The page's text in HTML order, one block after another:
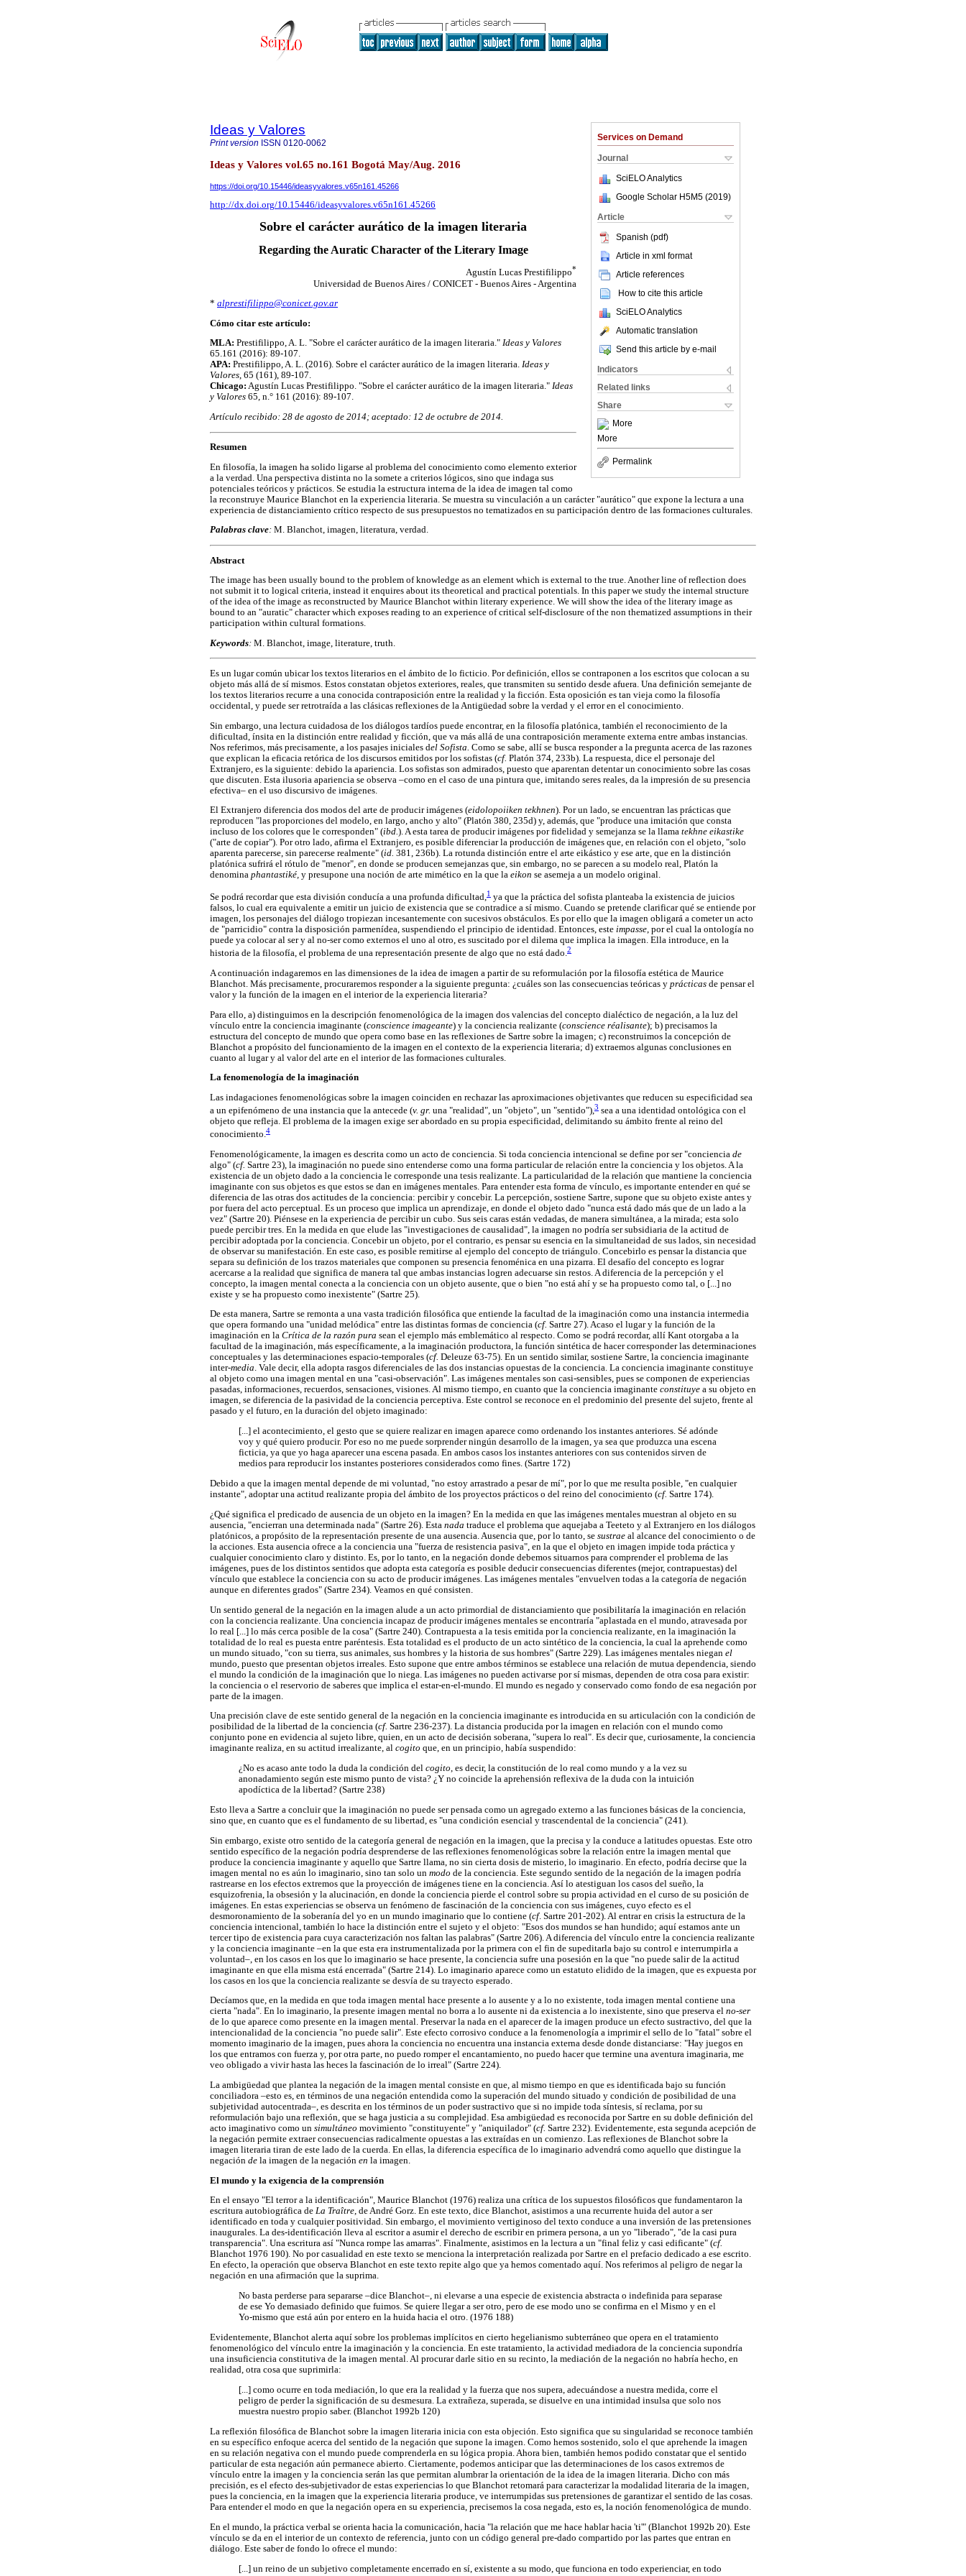
Services on Demand
Journal
SciELO Analytics
Google Scholar H5M5 (2019)
Article
Spanish (pdf)
Article in xml format
Article references
How to cite this article
SciELO Analytics
Automatic translation
Send this article by e-mail
Indicators
Related links
Share
More
More
Permalink
Ideas y Valores
Print version ISSN 0120-0062
Ideas y Valores vol.65 no.161 Bogotá May/Aug. 2016
https://doi.org/10.15446/ideasyvalores.v65n161.45266
http://dx.doi.org/10.15446/ideasyvalores.v65n161.45266
Sobre el carácter aurático de la imagen literaria
Regarding the Auratic Character of the Literary Image
Agustín Lucas Prestifilippo*
Universidad de Buenos Aires / CONICET - Buenos Aires - Argentina
* alprestifilippo@conicet.gov.ar
Cómo citar este artículo:
MLA: Prestifilippo, A. L. "Sobre el carácter aurático de la imagen literaria." Ideas y Valores
65.161 (2016): 89-107.
APA: Prestifilippo, A. L. (2016). Sobre el carácter aurático de la imagen literaria. Ideas y
Valores, 65 (161), 89-107.
Chicago: Agustín Lucas Prestifilippo. "Sobre el carácter aurático de la imagen literaria." Ideas
y Valores 65, n.° 161 (2016): 89-107.
Artículo recibido: 28 de agosto de 2014; aceptado: 12 de octubre de 2014.
Resumen
En filosofía, la imagen ha solido ligarse al problema del conocimiento como elemento exterior
a la verdad. Una perspectiva distinta no la somete a criterios lógicos, sino que indaga sus
potenciales teóricos y prácticos. Se estudia la estructura interna de la idea de imagen tal como
la reconstruye Maurice Blanchot en la experiencia literaria. Se muestra su vinculación a un carácter "aurático" que expone la lectura a una
experiencia de distanciamiento crítico respecto de sus presupuestos no tematizados en su participación dentro de las formaciones culturales.
Palabras clave: M. Blanchot, imagen, literatura, verdad.
Abstract
The image has been usually bound to the problem of knowledge as an element which is external to the true. Another line of reflection does
not submit it to logical criteria, instead it enquires about its theoretical and practical potentials. In this paper we study the internal structure
of the idea of the image as reconstructed by Maurice Blanchot within literary experience. We will show the idea of the literary image as
bound to an "auratic" character which exposes reading to an experience of critical self-disclosure of the non thematized assumptions in their
participation within cultural formations.
Keywords: M. Blanchot, image, literature, truth.
Es un lugar común ubicar los textos literarios en el ámbito de lo ficticio. Por definición, ellos se contraponen a los escritos que colocan a su
objeto más allá de sí mismos. Estos constatan objetos exteriores, reales, que transmiten su sentido desde afuera. Una definición semejante de
los textos literarios recurre a una conocida contraposición entre la realidad y la ficción. Esta oposición es tan vieja como la filosofía
occidental, y puede ser retrotraída a las clásicas reflexiones de la Antigüedad sobre la verdad y el error en el conocimiento.
Sin embargo, una lectura cuidadosa de los diálogos tardíos puede encontrar, en la filosofía platónica, también el reconocimiento de la
dificultad, ínsita en la distinción entre realidad y ficción, que va más allá de una contraposición meramente externa entre ambas instancias.
Nos referimos, más precisamente, a los pasajes iniciales del Sofista. Como se sabe, allí se busca responder a la pregunta acerca de las razones
que explican la eficacia retórica de los discursos emitidos por los sofistas (cf. Platón 374, 233b). La respuesta, dice el personaje del
Extranjero, es la siguiente: debido la apariencia. Los sofistas son admirados, puesto que aparentan detentar un conocimiento sobre las cosas
que discuten. Esta ilusoria apariencia se observa –como en el caso de una pintura que, imitando seres reales, da la impresión de su presencia
efectiva– en el uso discursivo de imágenes.
El Extranjero diferencia dos modos del arte de producir imágenes (eidolopoiiken tekhnen). Por un lado, se encuentran las prácticas que
reproducen "las proporciones del modelo, en largo, ancho y alto" (Platón 380, 235d) y, además, que "produce una imitación que consta
incluso de los colores que le corresponden" (ibd.). A esta tarea de producir imágenes por fidelidad y semejanza se la llama tekhne eikastike
("arte de copiar"). Por otro lado, afirma el Extranjero, es posible diferenciar la producción de imágenes que, en relación con el objeto, "solo
aparenta parecerse, sin parecerse realmente" (id. 381, 236b). La rotunda distinción entre el arte eikástico y ese arte, que en la distinción
platónica sufrirá el rótulo de "menor", en donde se producen semejanzas que, sin embargo, no se parecen a su modelo real, Platón la
denomina phantastiké, y presupone una noción de arte mimético en la que la eikon se asemeja a un modelo original.
Se podrá recordar que esta división conducía a una profunda dificultad,1 ya que la práctica del sofista planteaba la existencia de juicios
falsos, lo cual era equivalente a emitir un juicio de existencia que se contradice a sí mismo. Cuando se pretende clarificar qué se entiende por
imagen, los personajes del diálogo tropiezan incesantemente con sucesivos obstáculos. Es por ello que la imagen obligará a cometer un acto
de "parricidio" contra la disposición parmenídea, suspendiendo el principio de identidad. Entonces, este impasse, por el cual la ontología no
puede ya colocar al ser y al no-ser como externos el uno al otro, es suscitado por el dilema que implica la imagen. Ella introduce, en la
historia de la filosofía, el problema de una representación presente de algo que no está dado.2
A continuación indagaremos en las dimensiones de la idea de imagen a partir de su reformulación por la filosofía estética de Maurice
Blanchot. Más precisamente, procuraremos responder a la siguiente pregunta: ¿cuáles son las consecuencias teóricas y prácticas de pensar el
valor y la función de la imagen en el interior de la experiencia literaria?
Para ello, a) distinguimos en la descripción fenomenológica de la imagen dos valencias del concepto dialéctico de negación, a la luz del
vínculo entre la conciencia imaginante (conscience imageante) y la conciencia realizante (conscience réalisante); b) precisamos la
estructura del concepto de mundo que opera como base en las reflexiones de Sartre sobre la imagen; c) reconstruimos la concepción de
Blanchot a propósito del funcionamiento de la imagen en el contexto de la experiencia literaria; d) extraemos algunas conclusiones en
cuanto al lugar y al valor del arte en el interior de las formaciones culturales.
La fenomenología de la imaginación
Las indagaciones fenomenológicas sobre la imagen coinciden en rechazar las aproximaciones objetivantes que reducen su especificidad sea
a un epifenómeno de una instancia que la antecede (v. gr. una "realidad", un "objeto", un "sentido"),3 sea a una identidad ontológica con el
objeto que refleja. El problema de la imagen exige ser abordado en su propia especificidad, delimitando su ámbito frente al reino del
conocimiento.4
Fenomenológicamente, la imagen es descrita como un acto de conciencia. Si toda conciencia intencional se define por ser "conciencia de
algo" (cf. Sartre 23), la imaginación no puede sino entenderse como una forma particular de relación entre la conciencia y los objetos. A la
existencia de un objeto dado a la conciencia le corresponde una tesis realizante. La particularidad de la relación que mantiene la conciencia
imaginante con sus objetos es que estos se dan en imágenes mentales. Para entender esta forma de vínculo, es importante entender en qué se
diferencia de las otras dos actitudes de la conciencia: percibir y concebir. La percepción, sostiene Sartre, supone que su objeto existe antes y
por fuera del acto perceptual. Es un proceso que implica un aprendizaje, en donde el objeto dado "nunca está dado más que de un lado a la
vez" (Sartre 20). Piénsese en la experiencia de percibir un cubo. Sus seis caras están vedadas, de manera simultánea, a la mirada; esta solo
puede percibir tres. En la medida en que elude las "investigaciones de causalidad", la imagen no podría ser subsidiaria de la actitud de
percibir adoptada por la conciencia. Concebir un objeto, por el contrario, es pensar su esencia en la simultaneidad de sus lados, sin necesidad
de observar su manifestación. En este caso, es posible remitirse al ejemplo del concepto de triángulo. Concebirlo es pensar la distancia que
separa su definición de los trazos materiales que componen su presencia fenoménica en una pizarra. El desafío del concepto es lograr
acercarse a la realidad que significa de manera tal que ambas instancias logren adecuarse sin restos. A diferencia de la percepción y el
concepto, la imagen mental conecta a la conciencia con un objeto ausente, que o bien "no está ahí y se ha propuesto como tal, o [...] no
existe y se ha propuesto como inexistente" (Sartre 25).
De esta manera, Sartre se remonta a una vasta tradición filosófica que entiende la facultad de la imaginación como una instancia intermedia
que opera formando una "unidad melódica" entre las distintas formas de conciencia (cf. Sartre 27). Acaso el lugar y la función de la
imaginación en la Crítica de la razón pura sean el ejemplo más emblemático al respecto. Como se podrá recordar, allí Kant otorgaba a la
facultad de la imaginación, más específicamente, a la imaginación productora, la función sintética de hacer corresponder las determinaciones
conceptuales y las determinaciones espacio-temporales (cf. Deleuze 63-75). En un sentido similar, sostiene Sartre, la conciencia imaginante
inter-media. Vale decir, ella adopta rasgos diferenciales de las dos instancias opuestas de la conciencia. La conciencia imaginante constituye
al objeto como una imagen mental en una "casi-observación". Las imágenes mentales son casi-sensibles, pues se componen de experiencias
pasadas, informaciones, recuerdos, sensaciones, visiones. Al mismo tiempo, en cuanto que la conciencia imaginante constituye a su objeto en
imagen, se diferencia de la pasividad de la conciencia perceptiva. Este control se reconoce en el predominio del presente del sujeto, frente al
pasado y el futuro, en la duración del objeto imaginado:
[...] el acontecimiento, el gesto que se quiere realizar en imagen aparece como ordenando los instantes anteriores. Sé adónde
voy y qué quiero producir. Por eso no me puede sorprender ningún desarrollo de la imagen, ya sea que produzca una escena
ficticia, ya que yo haga aparecer una escena pasada. En ambos casos los instantes anteriores con sus contenidos sirven de
medios para reproducir los instantes posteriores considerados como fines. (Sartre 172)
Debido a que la imagen mental depende de mi voluntad, "no estoy arrastrado a pesar de mí", por lo que me resulta posible, "en cualquier
instante", adoptar una actitud realizante propia del ámbito de los proyectos prácticos o del reino del conocimiento (cf. Sartre 174).
¿Qué significa el predicado de ausencia de un objeto en la imagen? En la medida en que las imágenes mentales muestran al objeto en su
ausencia, "encierran una determinada nada" (Sartre 26). Esta nada traduce el problema que aquejaba a Teeteto y al Extranjero en los diálogos
platónicos, a propósito de la representación presente de una ausencia. Ausencia que, por lo tanto, se sustrae al alcance del conocimiento o de
la acciones. Esta ausencia ofrece a la conciencia una "fuerza de resistencia pasiva", en la que el objeto en imagen impide toda práctica y
cualquier conocimiento claro y distinto. Es, por lo tanto, en la negación donde debemos situarnos para comprender el problema de las
imágenes, pues de los distintos sentidos que adopta esta categoría es posible deducir consecuencias diferentes (mejor, contrapuestas) del
vínculo que establece la conciencia con su acto de producir imágenes. Las imágenes mentales "envuelven todas a la categoría de negación
aunque en diferentes grados" (Sartre 234). Veamos en qué consisten.
Un sentido general de la negación en la imagen alude a un acto primordial de distanciamiento que posibilitaría la imaginación en relación
con la conciencia realizante. Una conciencia incapaz de producir imágenes mentales se encontraría "aplastada en el mundo, atravesada por
lo real [...] lo más cerca posible de la cosa" (Sartre 240). Contrapuesta a la tesis emitida por la conciencia realizante, en la imaginación la
totalidad de lo real es puesta entre paréntesis. Esta totalidad es el producto de un acto sintético de la conciencia, la cual la aprehende como
un mundo situado, "con su tierra, sus animales, sus hombres y la historia de sus hombres" (Sartre 229). Las imágenes mentales niegan el
mundo, puesto que presentan objetos irreales. Esto supone que entre ambos términos se establece una relación de mutua dependencia, siendo
el mundo la condición de la imaginación que lo niega. Las imágenes no pueden activarse por sí mismas, dependen de otra cosa para existir:
la conciencia o el reservorio de saberes que implica el estar-en-el-mundo. El mundo es negado y conservado como fondo de esa negación por
parte de la imagen.
Una precisión clave de este sentido general de la negación en la conciencia imaginante es introducida en su articulación con la condición de
posibilidad de la libertad de la conciencia (cf. Sartre 236-237). La distancia producida por la imagen en relación con el mundo como
conjunto pone en evidencia al sujeto libre, quien, en un acto de decisión soberana, "supera lo real". Es decir que, curiosamente, la conciencia
imaginante realiza, en su actitud irrealizante, al cogito que, en un principio, había suspendido:
¿No es acaso ante todo la duda la condición del cogito, es decir, la constitución de lo real como mundo y a la vez su
anonadamiento según este mismo punto de vista? ¿Y no coincide la aprehensión reflexiva de la duda con la intuición
apodíctica de la libertad? (Sartre 238)
Esto lleva a Sartre a concluir que la imaginación no puede ser pensada como un agregado externo a las funciones básicas de la conciencia,
sino que, en cuanto que es el fundamento de su libertad, es "una condición esencial y trascendental de la conciencia" (241).
Sin embargo, existe otro sentido de la categoría general de negación en la imagen, que la precisa y la conduce a latitudes opuestas. Este otro
sentido específico de la negación podría desprenderse de las reflexiones fenomenológicas sobre la relación entre la imagen mental que
produce la conciencia imaginante y aquello que Sartre llama, no sin cierta dosis de misterio, lo imaginario. En efecto, podría decirse que la
imagen mental no es aún lo imaginario, sino tan solo un modo de la conciencia. Este segundo sentido de la negación de la imagen podría
rastrearse en los efectos extremos que la proyección de imágenes tiene en la conciencia. Así lo atestiguan los casos del sueño, la
esquizofrenia, la obsesión y la alucinación, en donde la conciencia pierde el control sobre su propia actividad en el curso de su posición de
imágenes. En estas experiencias se observa un fenómeno de fascinación de la conciencia con sus imágenes, cuyo efecto es el
desmoronamiento de la soberanía del yo en un mundo imaginario que lo contiene (cf. Sartre 201-202). Al entrar en crisis la estructura de la
conciencia intencional, también lo hace la distinción entre el sujeto y el objeto: "Esos dos mundos se han hundido; aquí estamos ante un
tercer tipo de existencia para cuya caracterización nos faltan las palabras" (Sartre 206). A diferencia del vínculo entre la conciencia realizante
y la conciencia imaginante –en la que esta era instrumentalizada por la primera con el fin de supeditarla bajo su control e interrumpirla a
voluntad–, en los casos en los que lo imaginario se hace presente, la conciencia sufre una posesión en la que "no puede salir de la actitud
imaginante en que ella misma está encerrada" (Sartre 214). Lo imaginario aparece como un estatuto elidido de la imagen, que es expuesta por
los casos en los que la conciencia realizante se desvía de su trayecto esperado.
Decíamos que, en la medida en que toda imagen mental hace presente a lo ausente y a lo no existente, toda imagen mental contiene una
cierta "nada". En lo imaginario, la presente imagen mental no borra a lo ausente ni da existencia a lo inexistente, sino que preserva el no-ser
de lo que aparece como presente en la imagen mental. Preservar la nada en el aparecer de la imagen produce un efecto sustractivo, del que la
intencionalidad de la conciencia "no puede salir". Este efecto corrosivo conduce a la fenomenología a imprimir el sello de lo "fatal" sobre el
momento imaginario de la imagen, pues ahora la conciencia no encuentra una instancia externa desde donde distanciarse: "Hay juegos en
los que entramos con fuerza y, por otra parte, no puedo romper el encantamiento, no puedo hacer que termine una aventura imaginaria, me
veo obligado a vivir hasta las heces la fascinación de lo irreal" (Sartre 224).
La ambigüedad que plantea la negación de la imagen mental consiste en que, al mismo tiempo en que es identificada bajo su función
conciliadora –esto es, en términos de una negación entendida como la superación del mundo situado y condición de posibilidad de una
subjetividad autocentrada–, es descrita en los términos de un poder sustractivo que si no impide toda síntesis, sí reclama, por su
reformulación bajo una reflexión, que se haga justicia a su complejidad. Esa ambigüedad es reconocida por Sartre en su doble definición del
acto imaginativo como un simultáneo movimiento "constituyente" y "aniquilador" (cf. Sartre 232). Evidentemente, esta segunda acepción de
la negación permite extraer consecuencias radicalmente opuestas a las extraídas en un comienzo. Las reflexiones de Blanchot sobre la
imagen literaria tiran de este lado de la cuerda. En ellas, la diferencia específica de lo imaginario advendrá como aquello que distingue la
negación de la imagen de la negación en la imagen.
El mundo y la exigencia de la comprensión
En el ensayo "El terror a la identificación", Maurice Blanchot (1976) realiza una crítica de los supuestos filosóficos que fundamentaron la
escritura autobiográfica de La Traître, de André Gorz. En este texto, dice Blanchot, asistimos a una recurrente huida del autor a ser
identificado en toda y cualquier positividad. Sin embargo, el movimiento vertiginoso del texto conduce a una inversión de las pretensiones
inaugurales. La des-identificación lleva al escritor a asumir el derecho de escribir en primera persona, a un yo "liberado", "de la casi pura
transparencia". Una escritura así "Nunca rompe las amarras". Finalmente, asistimos en la lectura a un "final feliz y casi edificante" (cf.
Blanchot 1976 190). No por casualidad en este texto se menciona la interpretación realizada por Sartre en el prefacio dedicado a ese escrito.
En efecto, la operación que observa Blanchot en este texto repite algo que ya hemos comentado aquí. Nos referimos al peligro de negar la
negación en una afirmación que la suprima.
No basta perderse para separarse –dice Blanchot–, ni elevarse a una especie de existencia abstracta o indefinida para separase
de ese Yo demasiado definido que fuimos. Se quiere llegar a ser otro, pero de ese modo uno se confirma en el Mismo y en el
Yo-mismo que está aún por entero en la huida hacia el otro. (1976 188)
Evidentemente, Blanchot alerta aquí sobre los problemas implícitos en cierto hegelianismo subterráneo que opera en el tratamiento
fenomenológico del vínculo entre la imaginación y la conciencia. En este tratamiento, la actividad mediadora de la conciencia supondría
una insuficiencia constitutiva de la imagen mental. Al procurar darle sitio en su recinto, la mediación de la negación no habría hecho, en
realidad, otra cosa que suprimirla:
[...] como ocurre en toda mediación, lo que era la realidad y la fuerza que nos supera, adecuándose a nuestra medida, corre el
peligro de perder la significación de su desmesura. La extrañeza, superada, se disuelve en una intimidad insulsa que solo nos
muestra nuestro propio saber. (Blanchot 1992b 120)
La reflexión filosófica de Blanchot sobre la imagen literaria inicia con esta objeción. Esto significa que su singularidad se reconoce también
en su específico enfoque acerca del sentido de la negación que supone la imagen. Como hemos sostenido, solo el que aprehende la imagen
en su relación negativa con el mundo puede comprenderla en su lógica propia. Ahora bien, también hemos podido constatar que el sentido
particular de esta negación aún permanece abierto. Ciertamente, podemos anticipar que las determinaciones de los casos extremos de
vínculo entre la imagen y la conciencia serán las que permitan alumbrar la orientación de la idea de la imagen literaria. Dicho con más
precisión, es el efecto des-subjetivador de estas experiencias lo que Blanchot retomará para caracterizar la modalidad literaria de la imagen,
pues la conciencia, en la imagen que la experiencia literaria produce, ve interrumpidas sus pretensiones de garantizar el sentido de las cosas.
Para entender el modo en que la negación opera en su experiencia, precisemos la cosa negada, esto es, la noción fenomenológica de mundo.
En el mundo, la práctica verbal se orienta hacia la comunicación, hacia "la relación que me hace hablar hacia 'ti'" (Blanchot 1992b 20). Este
vínculo se da en el interior de un contexto de referencia, junto con un código general pre-dado compartido por las partes que entran en
diálogo. Este saber de fondo lo ofrece el mundo:
[...] un reino de un subjetivo completamente encerrado en sí, existente a su modo, que funciona en todo experienciar, en todo